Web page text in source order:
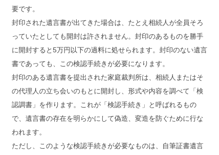
要です。
封印された遺言書が出てきた場合は、たとえ相続人が全員そろ
っていたとしても開封は許されません。封印のあるものを勝手
に開封すると5万円以下の過料に処せられます。封印のない遺言
書であっても、この検認手続きが必要になります。
封印のある遺言書を提出された家庭裁判所は、相続人またはそ
の代理人の立ち会いのもとに開封し、形式や内容を調べて「検
認調書」を作ります。これが「検認手続き」と呼ばれるもの
で、遺言書の存在を明らかにして偽造、変造を防ぐために行な
われます。
ただし、このような検認手続きが必要なものは、自筆証書遺言